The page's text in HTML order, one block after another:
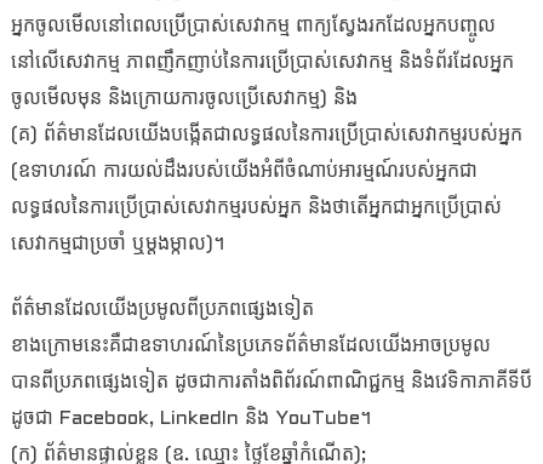
អ្នកចូលមើលនៅពេលប្រើប្រាស់សេវាកម្ម ពាក្យស្វែងរកដែលអ្នកបញ្ចូល
នៅលើសេវាកម្ម ភាពញឹកញាប់នៃការប្រើប្រាស់សេវាកម្ម និងទំព័រដែលអ្នក
ចូលមើលមុន និងក្រោយការចូលប្រើសេវាកម្ម) និង
(គ) ព័ត៌មានដែលយើងបង្កើតជាលទ្ធផលនៃការប្រើប្រាស់សេវាកម្មរបស់អ្នក
(ឧទាហរណ៍ ការយល់ដឹងរបស់យើងអំពីចំណាប់អារម្មណ៍របស់អ្នកជា
លទ្ធផលនៃការប្រើប្រាស់សេវាកម្មរបស់អ្នក និងថាតើអ្នកជាអ្នកប្រើប្រាស់
សេវាកម្មជាប្រចាំ ឬម្តងម្កាល)។
ព័ត៌មានដែលយើងប្រមូលពីប្រភពផ្សេងទៀត
ខាងក្រោមនេះគឺជាឧទាហរណ៍នៃប្រភេទព័ត៌មានដែលយើងអាចប្រមូល
បានពីប្រភពផ្សេងទៀត ដូចជាការតាំងពិព័រណ៍ពាណិជ្ជកម្ម និងវេទិកាភាគីទីបី
ដូចជា Facebook, LinkedIn និង YouTube។
(ក) ព័ត៌មានផ្ទាល់ខ្លួន (ឧ. ឈ្មោះ ថ្ងៃខែឆ្នាំកំណើត);